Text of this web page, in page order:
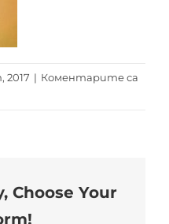
2017 | Коментарите са
Choose Your